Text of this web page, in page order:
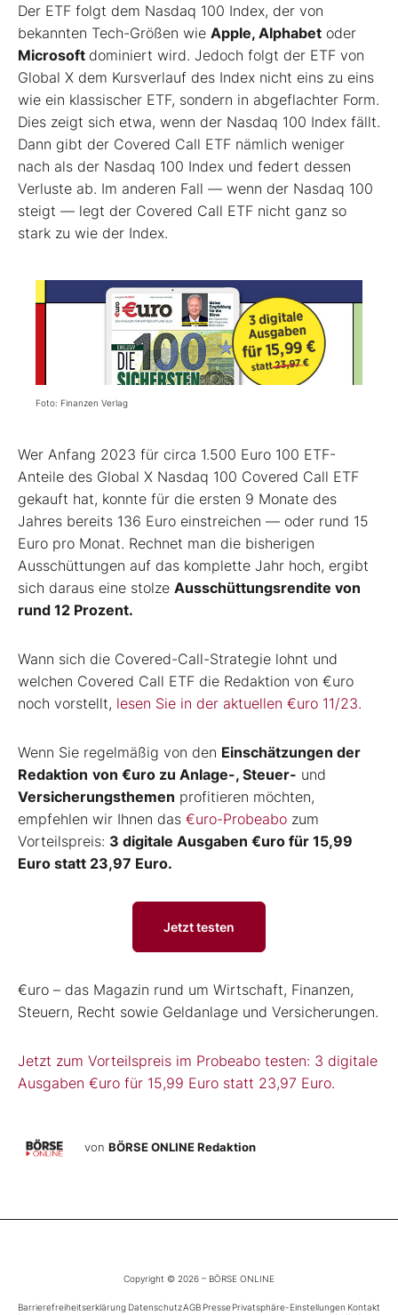
Der ETF folgt dem Nasdaq 100 Index, der von
bekannten Tech-Größen wie Apple, Alphabet oder
Microsoft dominiert wird. Jedoch folgt der ETF von
Global X dem Kursverlauf des Index nicht eins zu eins
wie ein klassischer ETF, sondern in abgeflachter Form.
Dies zeigt sich etwa, wenn der Nasdaq 100 Index fällt.
Dann gibt der Covered Call ETF nämlich weniger
nach als der Nasdaq 100 Index und federt dessen
Verluste ab. Im anderen Fall — wenn der Nasdaq 100
steigt — legt der Covered Call ETF nicht ganz so
stark zu wie der Index.
Foto: Finanzen Verlag
Wer Anfang 2023 für circa 1.500 Euro 100 ETF-
Anteile des Global X Nasdaq 100 Covered Call ETF
gekauft hat, konnte für die ersten 9 Monate des
Jahres bereits 136 Euro einstreichen — oder rund 15
Euro pro Monat. Rechnet man die bisherigen
Ausschüttungen auf das komplette Jahr hoch, ergibt
sich daraus eine stolze Ausschüttungsrendite von
rund 12 Prozent.
Wann sich die Covered-Call-Strategie lohnt und
welchen Covered Call ETF die Redaktion von €uro
noch vorstellt, lesen Sie in der aktuellen €uro 11/23.
Wenn Sie regelmäßig von den Einschätzungen der
Redaktion von €uro zu Anlage-, Steuer- und
Versicherungsthemen profitieren möchten,
empfehlen wir Ihnen das €uro-Probeabo zum
Vorteilspreis: 3 digitale Ausgaben €uro für 15,99
Euro statt 23,97 Euro.
Jetzt testen
€uro – das Magazin rund um Wirtschaft, Finanzen,
Steuern, Recht sowie Geldanlage und Versicherungen.
Jetzt zum Vorteilspreis im Probeabo testen: 3 digitale
Ausgaben €uro für 15,99 Euro statt 23,97 Euro.
von BÖRSE ONLINE Redaktion
Copyright © 2026 – BÖRSE ONLINE
Barrierefreiheitserklärung DatenschutzAGB PressePrivatsphäre-Einstellungen Kontakt